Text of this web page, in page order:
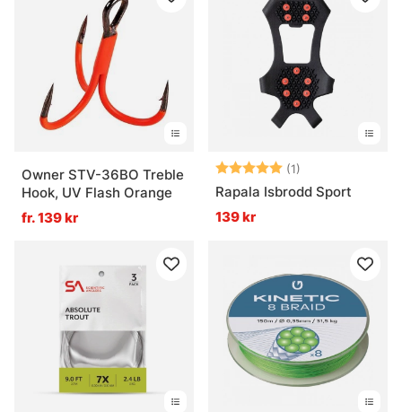
Owner STV-36BO Treble
Hook, UV Flash Orange
fr. 139 kr
Betyg: (1)
Rapala Isbrodd Sport
139 kr